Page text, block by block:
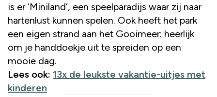
is er ‘Miniland’, een speelparadijs waar zij naar
hartenlust kunnen spelen. Ook heeft het park
een eigen strand aan het Gooimeer: heerlijk
om je handdoekje uit te spreiden op een
mooie dag.
Lees ook: 13x de leukste vakantie-uitjes met
kinderen